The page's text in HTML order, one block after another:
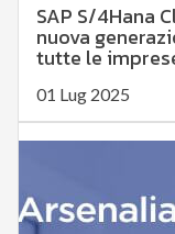
SAP S/4Hana
nuova
tutte le
01 Lug 2025